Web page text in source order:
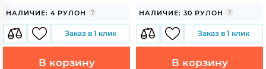
НАЛИЧИЕ: 4 РУЛОН
Заказ в 1 клик
В корзину
НАЛИЧИЕ: 30 РУЛОН
Заказ в 1 клик
В корзину